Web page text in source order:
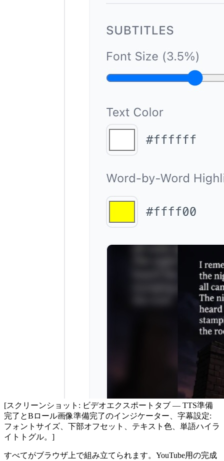
[スクリーンショット: ビデオエクスポートタブ — TTS準備
完了とBロール画像準備完了のインジケーター、字幕設定:
フォントサイズ、下部オフセット、テキスト色、単語ハイラ
イトトグル。]
すべてがブラウザ上で組み立てられます。YouTube用の完成